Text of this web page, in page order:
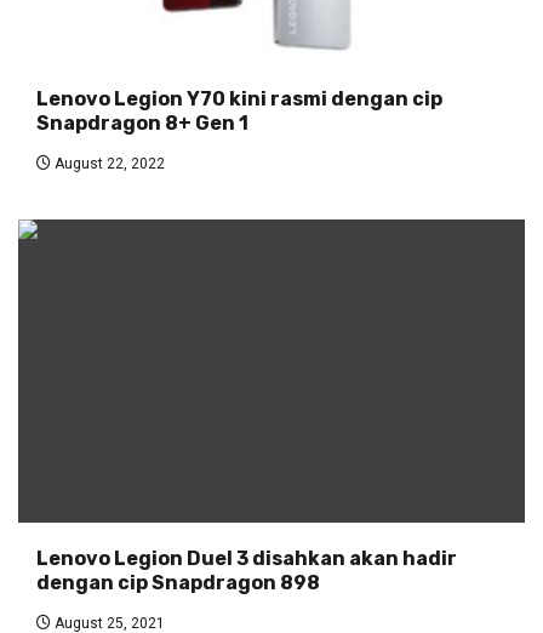
Lenovo Legion Y70 kini rasmi dengan cip
Snapdragon 8+ Gen 1
August 22, 2022
Lenovo Legion Duel 3 disahkan akan hadir
dengan cip Snapdragon 898
August 25, 2021